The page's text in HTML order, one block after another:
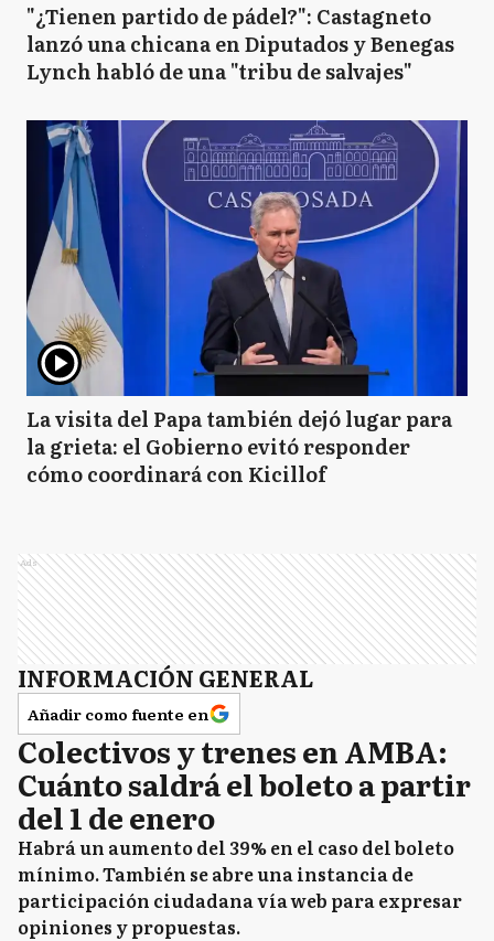
"¿Tienen partido de pádel?": Castagneto
lanzó una chicana en Diputados y Benegas
Lynch habló de una "tribu de salvajes"
La visita del Papa también dejó lugar para
la grieta: el Gobierno evitó responder
cómo coordinará con Kicillof
Ads
INFORMACIÓN GENERAL
Añadir como fuente en
Colectivos y trenes en AMBA:
Cuánto saldrá el boleto a partir
del 1 de enero
Habrá un aumento del 39% en el caso del boleto
mínimo. También se abre una instancia de
participación ciudadana vía web para expresar
opiniones y propuestas.